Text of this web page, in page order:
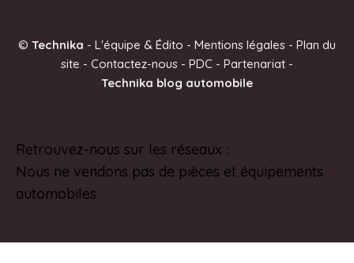
© Technika - L'équipe & Édito - Mentions légales - Plan du
site - Contactez-nous - PDC - Partenariat -
Technika blog automobile
Retrouvez-nous sur les réseaux :
Nous ne vendons pas de pièces et équipements
automobiles